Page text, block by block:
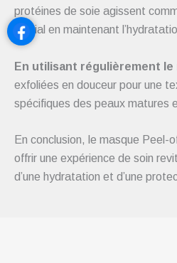
protéines de soie agissent
crucial en maintenant
En utilisant régulièrement le
exfoliées en douceur pour une
spécifiques des peaux matures
En conclusion, le masque
offrir une expérience de soin
d’une hydratation et d’une